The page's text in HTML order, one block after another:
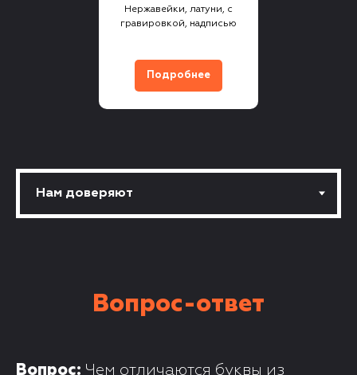
Нержавейки, латуни, с
гравировкой, надписью
Подробнее
Вопрос-ответ
Вопрос: Чем отличаются буквы из